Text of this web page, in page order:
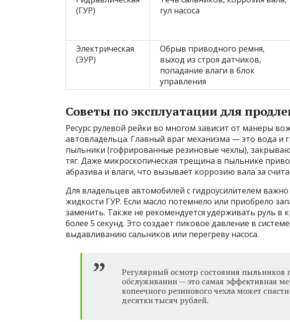
(ГУР)
гул насоса
Электрическая
(ЭУР)
Обрыв приводного ремня,
выход из строя датчиков,
попадание влаги в блок
управления
Советы по эксплуатации для
Ресурс рулевой рейки во многом зависит от манеры
автовладельца. Главный враг механизма — это вода и
пыльники (гофрированные резиновые чехлы),
тяг. Даже микроскопическая трещина в пыльнике
абразива и влаги, что вызывает коррозию вала за
Для владельцев автомобилей с гидроусилителем
жидкости ГУР. Если масло потемнело или приобрело
заменить. Также не рекомендуется удерживать руль
более 5 секунд. Это создает пиковое давление в
выдавливанию сальников или перегреву насоса.
Регулярный осмотр состояния
обслуживании — это самая эффективная
копеечного резинового чехла может
десятки тысяч рублей.